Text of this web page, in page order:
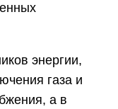
энергии,
газа и
а в